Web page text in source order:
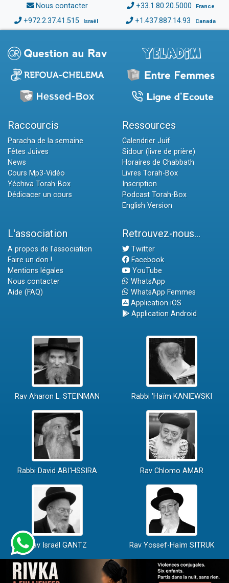
Nous contacter +33.1.80.20.5000 France
+972.2.37.41.515 Israël +1.437.887.14.93 Canada
Raccourcis
Paracha de la semaine
Fêtes Juives
News
Cours Mp3-Vidéo
Yéchiva Torah-Box
Dédicacer un cours
Ressources
Calendrier Juif
Sidour (livre de prière)
Horaires de Chabbath
Livres Torah-Box
Inscription
Podcast Torah-Box
English Version
L'association
A propos de l'association
Faire un don !
Mentions légales
Nous contacter
Aide (FAQ)
Retrouvez-nous...
Twitter
Facebook
YouTube
WhatsApp
WhatsApp Femmes
Application iOS
Application Android
Rav Aharon L. STEINMAN Rabbi 'Haïm KANIEWSKI
Rabbi David ABI'HSSIRA Rav Chlomo AMAR
Rav Israël GANTZ Rav Yossef-Haïm SITRUK